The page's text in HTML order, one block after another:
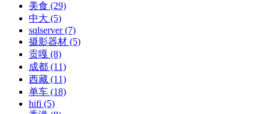
美食 (29)
中大 (5)
sqlserver(7)
摄影器材 (5)
贡嘎 (8)
成都 (11)
西藏 (11)
单车 (18)
hifi (5)